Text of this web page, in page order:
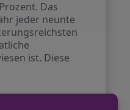
Das
jeder neunte
ist. Diese